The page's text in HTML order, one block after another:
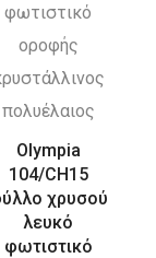
Olympia
104/CH15
χρυσού
λευκό
φωτιστικό